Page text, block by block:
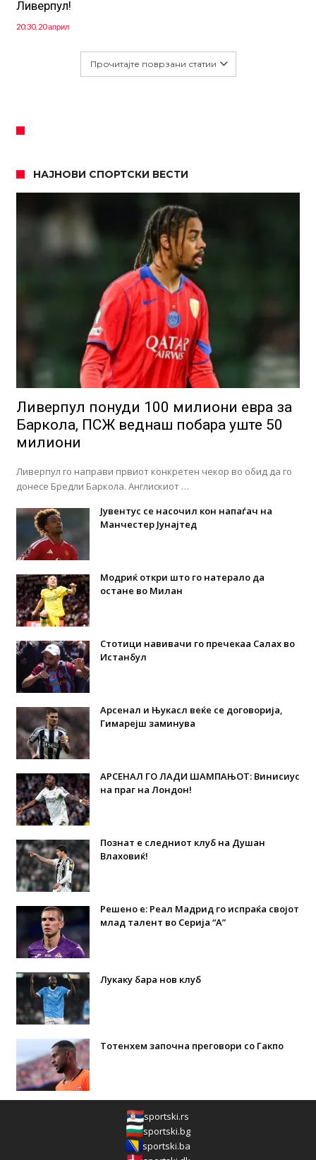
Ливерпул!
20:30, 20 април
Прочитајте поврзани статии
НАЈНОВИ СПОРТСКИ ВЕСТИ
Ливерпул понуди 100 милиони евра за
Баркола, ПСЖ веднаш побара уште 50
милиони
Ливерпул го направи првиот конкретен чекор во обид да го
донесе Бредли Баркола. Англискиот …
Јувентус се насочил кон напаѓач на
Манчестер Јунајтед
Модриќ откри што го натерало да
остане во Милан
Стотици навивачи го пречекаа Салах во
Истанбул
Арсенал и Њукасл веќе се договорија,
Гимарејш заминува
АРСЕНАЛ ГО ЛАДИ ШАМПАЊОТ: Винисиус
на праг на Лондон!
Познат е следниот клуб на Душан
Влаховиќ!
Решено е: Реал Мадрид го испраќа својот
млад талент во Серија “А”
Лукаку бара нов клуб
Тотенхем започна преговори со Гакпо
sportski.rs
sportski.bg
sportski.ba